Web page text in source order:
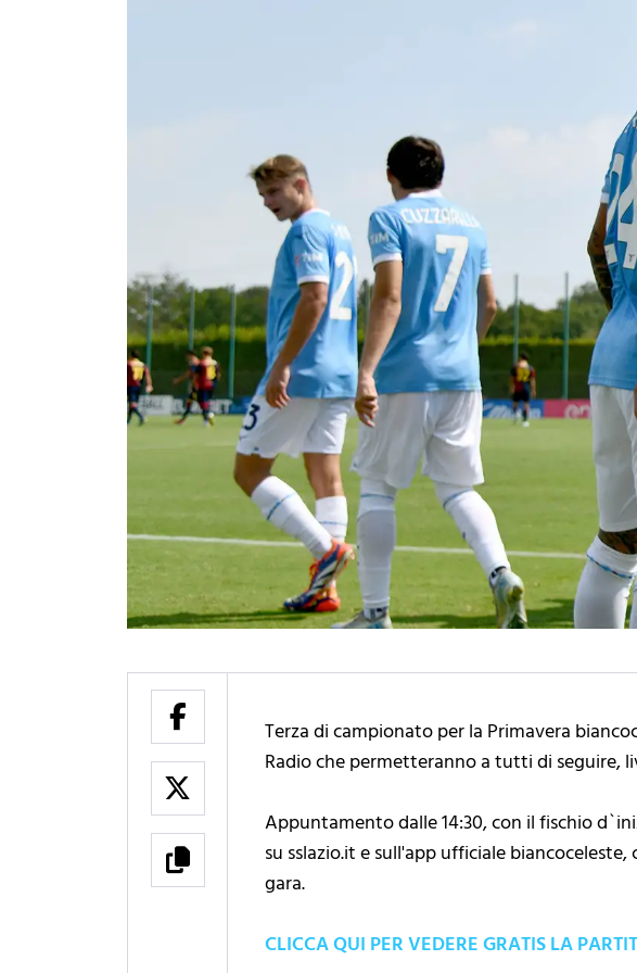
Terza di campionato per la Primavera
Radio che permetteranno a tutti di seguire,
Appuntamento dalle 14:30, con il fischio
su sslazio.it e sull'app ufficiale
gara.
CLICCA QUI PER VEDERE GRATIS LA